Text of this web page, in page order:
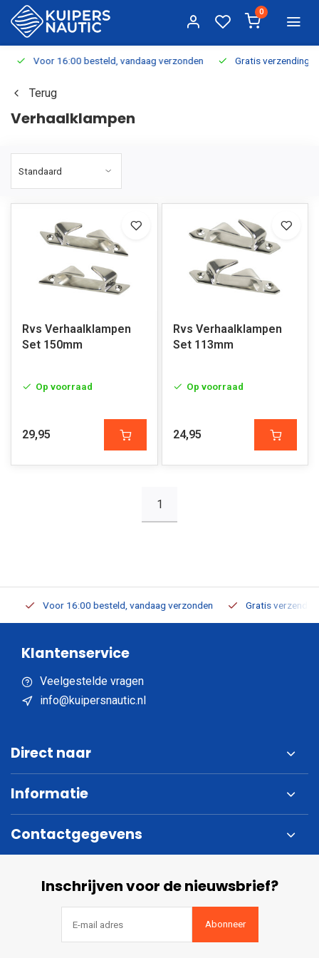
0
Voor 16:00 besteld, vandaag verzonden Gratis verzending
Terug
Verhaalklampen
Rvs Verhaalklampen
Set 150mm
Op voorraad
29,95
Rvs Verhaalklampen
Set 113mm
Op voorraad
24,95
1
Voor 16:00 besteld, vandaag verzonden Gratis verzending
Klantenservice
Veelgestelde vragen
info@kuipersnautic.nl
Direct naar
Informatie
Contactgegevens
Inschrijven voor de nieuwsbrief?
Abonneer